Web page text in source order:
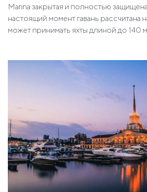
Marina закрытая и полностью
настоящий момент гавань рассчитана
может принимать яхты длиной до 140